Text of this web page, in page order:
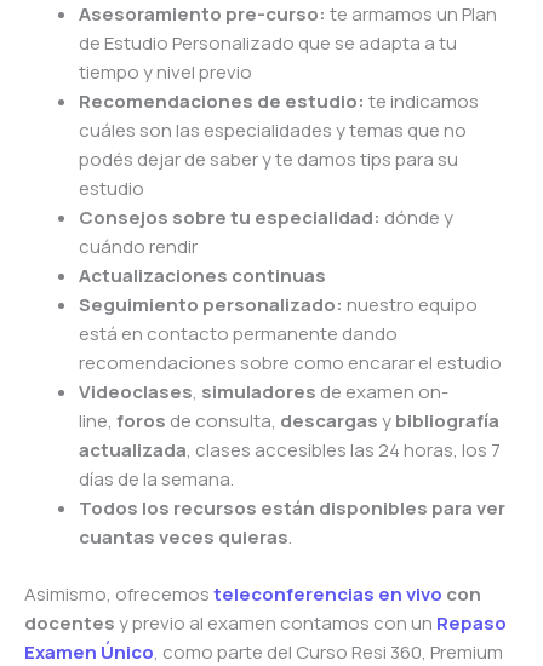
Asesoramiento pre-curso: te armamos un Plan
de Estudio Personalizado que se adapta a tu
tiempo y nivel previo
Recomendaciones de estudio: te indicamos
cuáles son las especialidades y temas que no
podés dejar de saber y te damos tips para su
estudio
Consejos sobre tu especialidad: dónde y
cuándo rendir
Actualizaciones continuas
Seguimiento personalizado: nuestro equipo
está en contacto permanente dando
recomendaciones sobre como encarar el estudio
Videoclases, simuladores de examen on-
line, foros de consulta, descargasybibliografía
actualizada, clases accesibles las 24 horas, los 7
días de la semana.
Todos los recursos están disponibles para ver
cuantas veces quieras.
Asimismo, ofrecemosteleconferencias en vivo con
docentesy previo al examen contamos con un Repaso
Examen Único, como parte del Curso Resi 360, Premium